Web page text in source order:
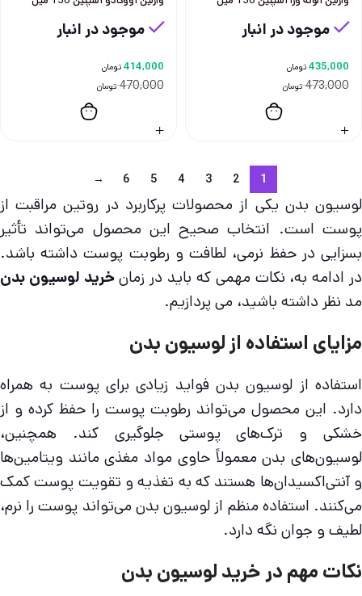
موجود در انبار
473,000 تومان
435,000تومان
موجود در انبار
470,000 تومان
414,000تومان
1
2
3
4
5
6
→
لوسیون بدن یکی از محصولات پرکاربرد در روتین مراقبت از
پوست است. انتخاب صحیح این محصول می‌تواند تأثیر
بسزایی در حفظ نرمی، لطافت و رطوبت پوست داشته باشد.
در ادامه به، نکات مهمی که باید در زمانخرید لوسیون بدن
مد نظر داشته باشید، می پردازیم.
مزایای استفاده از لوسیون بدن
استفاده از لوسیون بدن فواید زیادی برای پوست به همراه
دارد. این محصول می‌تواند رطوبت پوست را حفظ کرده و از
خشکی و ترک‌های پوستی جلوگیری کند. همچنین،
لوسیون‌های بدن معمولاً حاوی مواد مغذی مانند ویتامین‌ها
و آنتی‌اکسیدان‌ها هستند که به تغذیه و تقویت پوست کمک
می‌کنند. استفاده منظم از لوسیون بدن می‌تواند پوست را نرم،
لطیف و جوان نگه دارد.
نکات مهم در خرید لوسیون بدن